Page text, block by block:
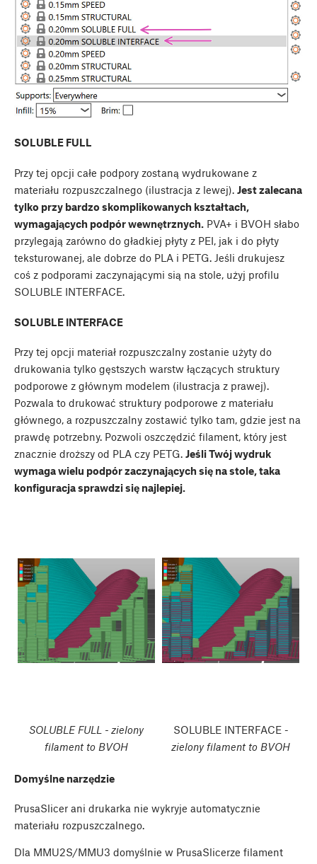
SOLUBLE FULL
Przy tej opcji całe podpory zostaną wydrukowane z
materiału rozpuszczalnego (ilustracja z lewej). Jest zalecana
tylko przy bardzo skomplikowanych kształtach,
wymagających podpór wewnętrznych. PVA+ i BVOH słabo
przylegają zarówno do gładkiej płyty z PEI, jak i do płyty
teksturowanej, ale dobrze do PLA i PETG. Jeśli drukujesz
coś z podporami zaczynającymi sią na stole, użyj profilu
SOLUBLE INTERFACE.
SOLUBLE INTERFACE
Przy tej opcji materiał rozpuszczalny zostanie użyty do
drukowania tylko gęstszych warstw łączących struktury
podporowe z głównym modelem (ilustracja z prawej).
Pozwala to drukować struktury podporowe z materiału
głównego, a rozpuszczalny zostawić tylko tam, gdzie jest na
prawdę potrzebny. Pozwoli oszczędzić filament, który jest
znacznie droższy od PLA czy PETG. Jeśli Twój wydruk
wymaga wielu podpór zaczynających się na stole, taka
konfiguracja sprawdzi się najlepiej.
SOLUBLE FULL - zielony
filament to BVOH
SOLUBLE INTERFACE -
zielony filament to BVOH
Domyślne narzędzie
PrusaSlicer ani drukarka nie wykryje automatycznie
materiału rozpuszczalnego.
Dla MMU2S/MMU3 domyślnie w PrusaSlicerze filament